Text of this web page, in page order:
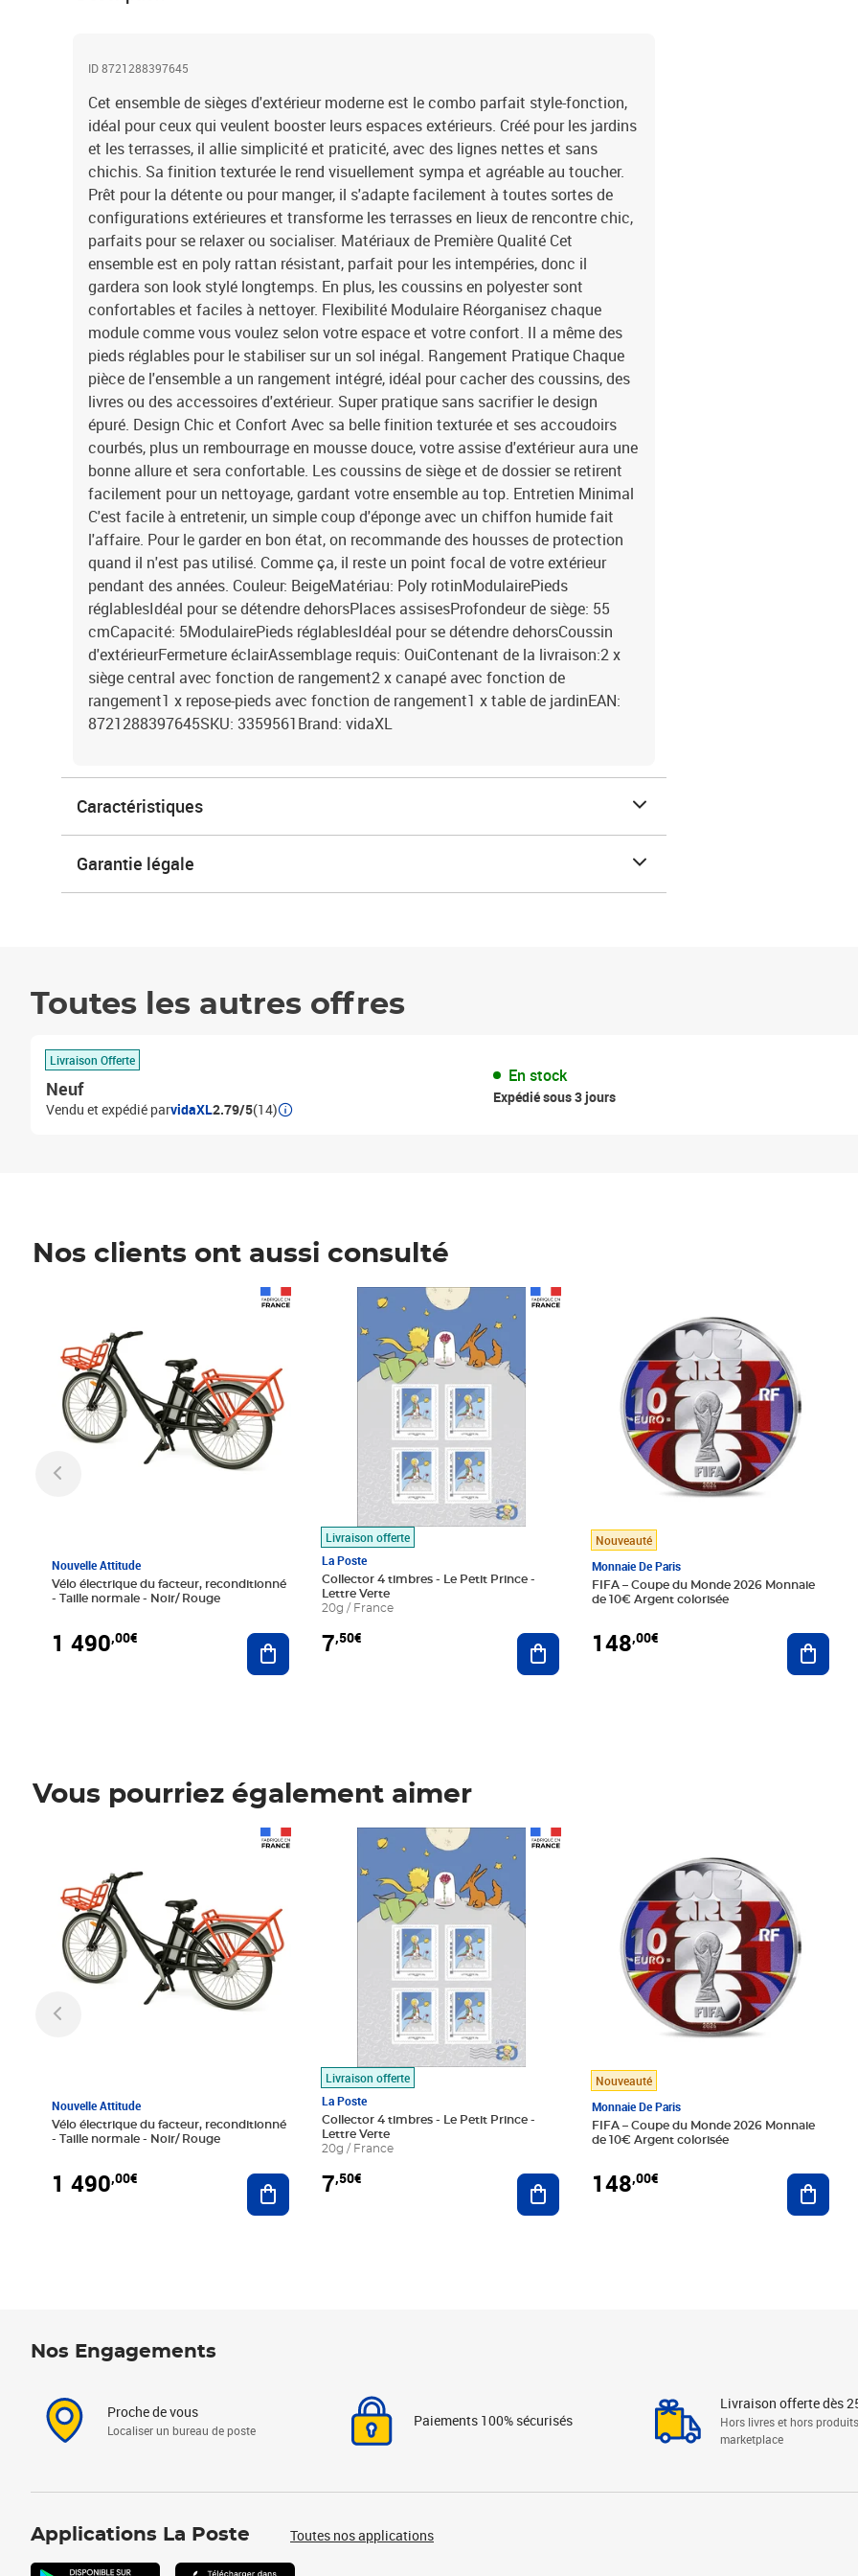
ID 8721288397645
Cet ensemble de sièges d'extérieur moderne est le combo parfait style-fonction,
idéal pour ceux qui veulent booster leurs espaces extérieurs. Créé pour les jardins
et les terrasses, il allie simplicité et praticité, avec des lignes nettes et sans
chichis. Sa finition texturée le rend visuellement sympa et agréable au toucher.
Prêt pour la détente ou pour manger, il s'adapte facilement à toutes sortes de
configurations extérieures et transforme les terrasses en lieux de rencontre chic,
parfaits pour se relaxer ou socialiser. Matériaux de Première Qualité Cet
ensemble est en poly rattan résistant, parfait pour les intempéries, donc il
gardera son look stylé longtemps. En plus, les coussins en polyester sont
confortables et faciles à nettoyer. Flexibilité Modulaire Réorganisez chaque
module comme vous voulez selon votre espace et votre confort. Il a même des
pieds réglables pour le stabiliser sur un sol inégal. Rangement Pratique Chaque
pièce de l'ensemble a un rangement intégré, idéal pour cacher des coussins, des
livres ou des accessoires d'extérieur. Super pratique sans sacrifier le design
épuré. Design Chic et Confort Avec sa belle finition texturée et ses accoudoirs
courbés, plus un rembourrage en mousse douce, votre assise d'extérieur aura une
bonne allure et sera confortable. Les coussins de siège et de dossier se retirent
facilement pour un nettoyage, gardant votre ensemble au top. Entretien Minimal
C'est facile à entretenir, un simple coup d'éponge avec un chiffon humide fait
l'affaire. Pour le garder en bon état, on recommande des housses de protection
quand il n'est pas utilisé. Comme ça, il reste un point focal de votre extérieur
pendant des années. Couleur: BeigeMatériau: Poly rotinModulairePieds
réglablesIdéal pour se détendre dehorsPlaces assisesProfondeur de siège: 55
cmCapacité: 5ModulairePieds réglablesIdéal pour se détendre dehorsCoussin
d'extérieurFermeture éclairAssemblage requis: OuiContenant de la livraison:2 x
siège central avec fonction de rangement2 x canapé avec fonction de
rangement1 x repose-pieds avec fonction de rangement1 x table de jardinEAN:
8721288397645SKU: 3359561Brand: vidaXL
Caractéristiques
Garantie légale
Toutes les autres offres
Livraison Offerte
Neuf
Vendu et expédié parvidaXL2.79/5(14)
En stock
Expédié sous 3 jours
Nos clients ont aussi consulté
Nouvelle Attitude
Vélo électrique du facteur, reconditionné
- Taille normale - Noir/ Rouge
1 490,00€ Ajouter au panier
Livraison offerte
La Poste
Collector 4 timbres - Le Petit Prince -
Lettre Verte
20g / France
7,50€
Prix 7,50€
Ajouter au panier
Nouveauté
Monnaie De Paris
FIFA – Coupe du Monde 2026 Monnaie
de 10€ Argent colorisée
148,00€
Vous pourriez également aimer
Nouvelle Attitude
Vélo électrique du facteur, reconditionné
- Taille normale - Noir/ Rouge
1 490,00€ Ajouter au panier
Livraison offerte
La Poste
Collector 4 timbres - Le Petit Prince -
Lettre Verte
20g / France
7,50€
Prix 7,50€
Ajouter au panier
Nouveauté
Monnaie De Paris
FIFA – Coupe du Monde 2026 Monnaie
de 10€ Argent colorisée
148,00€
Nos Engagements
Proche de vous
Localiser un bureau de poste
Paiements 100% sécurisés
Livraison offerte dès
Hors livres et hors produits
marketplace
Applications La Poste Toutes nos applications